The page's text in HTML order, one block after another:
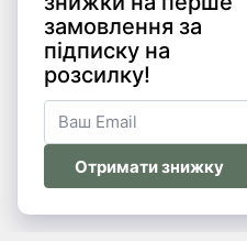
+380 66 000-17-27
Полная
©
Витамины, БАДы,